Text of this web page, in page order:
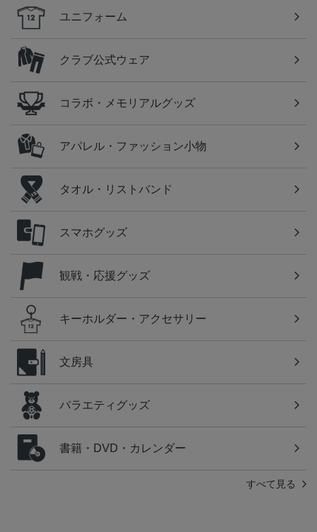
ユニフォーム
クラブ公式ウェア
コラボ・メモリアルグッズ
アパレル・ファッション小物
タオル・リストバンド
スマホグッズ
観戦・応援グッズ
キーホルダー・アクセサリー
文房具
バラエティグッズ
書籍・DVD・カレンダー
すべて見る